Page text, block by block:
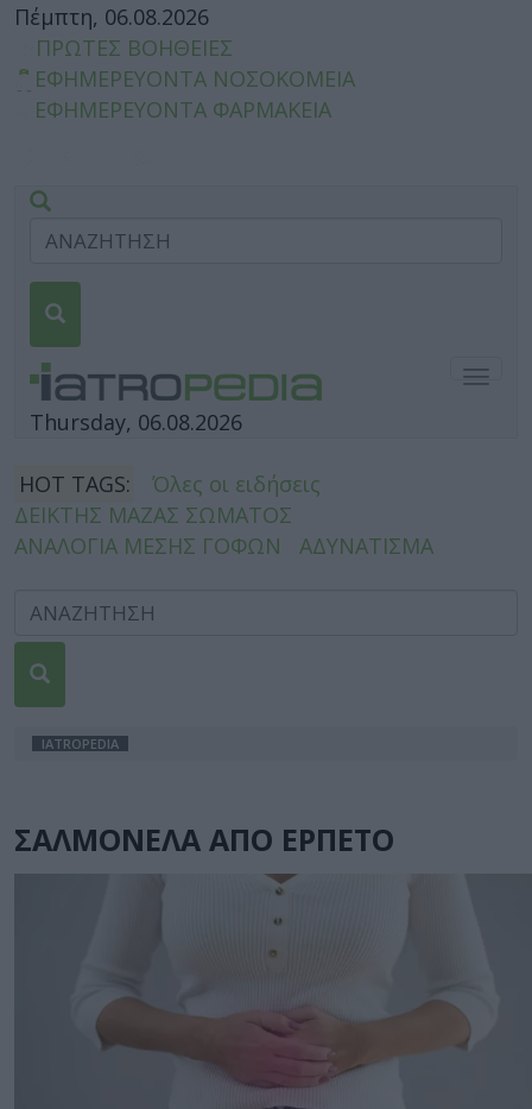
Πέμπτη, 06.08.2026
ΠΡΩΤΕΣ ΒΟΗΘΕΙΕΣ
ΕΦΗΜΕΡΕΥΟΝΤΑ ΝΟΣΟΚΟΜΕΙΑ
ΕΦΗΜΕΡΕΥΟΝΤΑ ΦΑΡΜΑΚΕΙΑ
Thursday, 06.08.2026
HOT TAGS:
Όλες οι ειδήσεις
ΔΕΙΚΤΗΣ ΜΑΖΑΣ ΣΩΜΑΤΟΣ
ΑΝΑΛΟΓΙΑ ΜΕΣΗΣ ΓΟΦΩΝ
ΑΔΥΝΑΤΙΣΜΑ
IATROPEDIA
ΣΑΛΜΟΝΕΛΑ ΑΠΟ ΕΡΠΕΤΟ